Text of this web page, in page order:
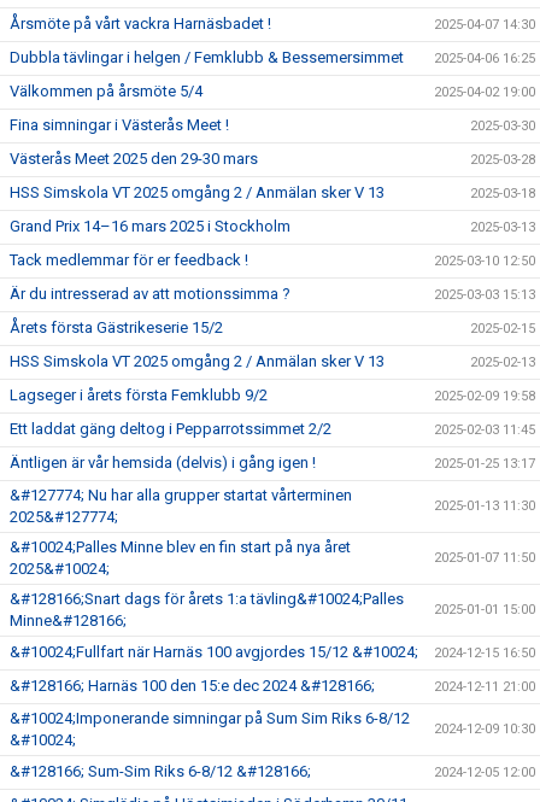
Årsmöte på vårt vackra Harnäsbadet ! 2025-04-07 14:30
Dubbla tävlingar i helgen / Femklubb & Bessemersimmet 2025-04-06 16:25
Välkommen på årsmöte 5/4 2025-04-02 19:00
Fina simningar i Västerås Meet ! 2025-03-30
Västerås Meet 2025 den 29-30 mars 2025-03-28
HSS Simskola VT 2025 omgång 2 / Anmälan sker V 13 2025-03-18
Grand Prix 14–16 mars 2025 i Stockholm 2025-03-13
Tack medlemmar för er feedback ! 2025-03-10 12:50
Är du intresserad av att motionssimma ? 2025-03-03 15:13
Årets första Gästrikeserie 15/2 2025-02-15
HSS Simskola VT 2025 omgång 2 / Anmälan sker V 13 2025-02-13
Lagseger i årets första Femklubb 9/2 2025-02-09 19:58
Ett laddat gäng deltog i Pepparrotssimmet 2/2 2025-02-03 11:45
Äntligen är vår hemsida (delvis) i gång igen ! 2025-01-25 13:17
&#127774; Nu har alla grupper startat vårterminen
2025&#127774;
2025-01-13 11:30
&#10024;Palles Minne blev en fin start på nya året
2025&#10024;
2025-01-07 11:50
&#128166;Snart dags för årets 1:a tävling&#10024;Palles
Minne&#128166;
2025-01-01 15:00
&#10024;Fullfart när Harnäs 100 avgjordes 15/12 &#10024; 2024-12-15 16:50
&#128166; Harnäs 100 den 15:e dec 2024 &#128166; 2024-12-11 21:00
&#10024;Imponerande simningar på Sum Sim Riks 6-8/12
&#10024;
2024-12-09 10:30
&#128166; Sum-Sim Riks 6-8/12 &#128166; 2024-12-05 12:00